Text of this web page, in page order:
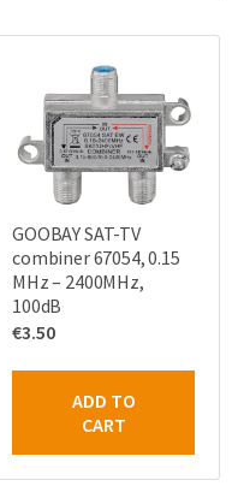
GOOBAY SAT-TV
combiner 67054, 0.15
MHz – 2400MHz,
100dB
€3.50
ADD TO
CART